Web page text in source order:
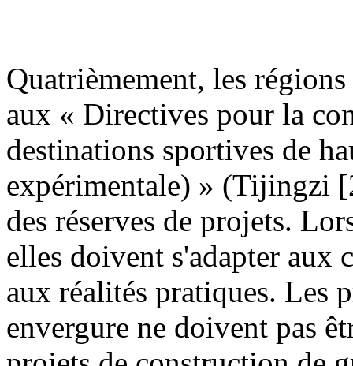
Quatrièmement, les
aux « Directives pour la
destinations sportives de
expérimentale) » (Tijingzi
des réserves de projets.
elles doivent s'adapter aux
aux réalités pratiques. Les
envergure ne doivent pas